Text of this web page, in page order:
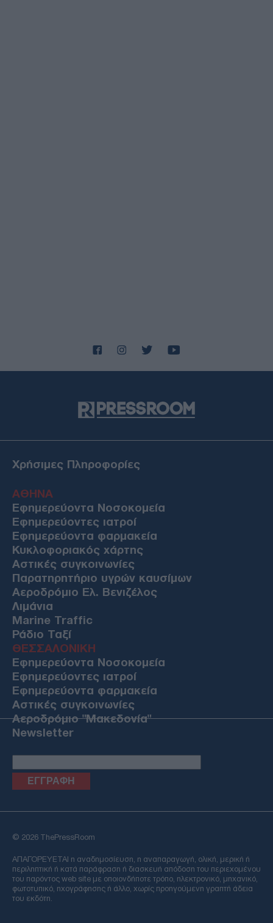
Χρήσιμες Πληροφορίες
ΑΘΗΝΑ
Εφημερεύοντα Νοσοκομεία
Εφημερεύοντες ιατροί
Εφημερεύοντα φαρμακεία
Κυκλοφοριακός χάρτης
Αστικές συγκοινωνίες
Παρατηρητήριο υγρών καυσίμων
Αεροδρόμιο Ελ. Βενιζέλος
Λιμάνια
Marine Traffic
Ράδιο Ταξί
ΘΕΣΣΑΛΟΝΙΚΗ
Εφημερεύοντα Νοσοκομεία
Εφημερεύοντες ιατροί
Εφημερεύοντα φαρμακεία
Αστικές συγκοινωνίες
Αεροδρόμιο "Μακεδονία"
Newsletter
Email
© 2026 ThePressRoom
ΑΠΑΓΟΡΕΥΕΤΑΙ η αναδημοσίευση, η αναπαραγωγή, ολική, μερική ή
περιληπτική ή κατά παράφραση ή διασκευή απόδοση του περιεχομένου
του παρόντος web site με οποιονδήποτε τρόπο, ηλεκτρονικό, μηχανικό,
φωτοτυπικό, ηχογράφησης ή άλλο, χωρίς προηγούμενη γραπτή άδεια
του εκδότη.